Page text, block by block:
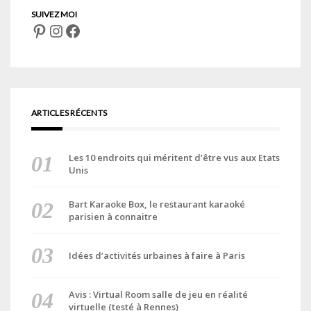
Pinterest
Instagram
Facebook
ARTICLES RÉCENTS
Les 10 endroits qui méritent d’être vus aux Etats
Unis
Bart Karaoke Box, le restaurant karaoké
parisien à connaitre
Idées d’activités urbaines à faire à Paris
Avis : Virtual Room salle de jeu en réalité
virtuelle (testé à Rennes)